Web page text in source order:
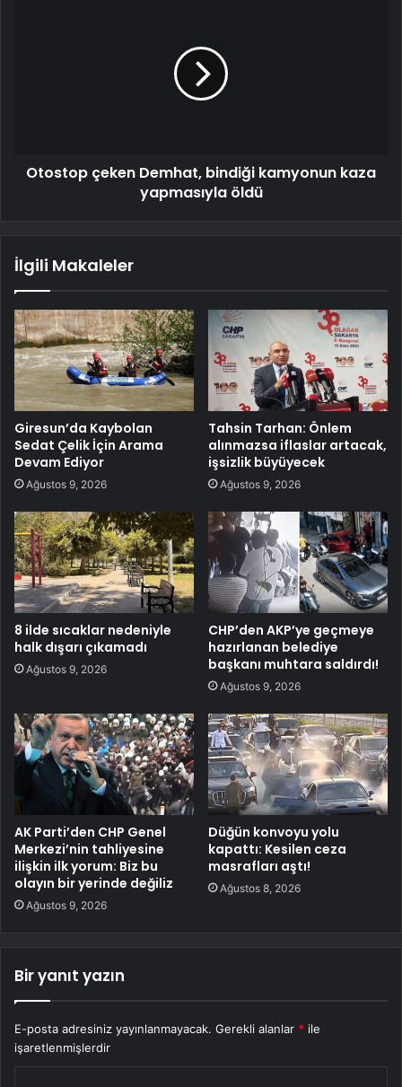
Otostop çeken Demhat, bindiği kamyonun kaza
yapmasıyla öldü
İlgili Makaleler
Giresun’da Kaybolan
Sedat Çelik İçin Arama
Devam Ediyor
Ağustos 9, 2026
Tahsin Tarhan: Önlem
alınmazsa iflaslar artacak,
işsizlik büyüyecek
Ağustos 9, 2026
8 ilde sıcaklar nedeniyle
halk dışarı çıkamadı
Ağustos 9, 2026
CHP’den AKP’ye geçmeye
hazırlanan belediye
başkanı muhtara saldırdı!
Ağustos 9, 2026
AK Parti’den CHP Genel
Merkezi’nin tahliyesine
ilişkin ilk yorum: Biz bu
olayın bir yerinde değiliz
Ağustos 9, 2026
Düğün konvoyu yolu
kapattı: Kesilen ceza
masrafları aştı!
Ağustos 8, 2026
Bir yanıt yazın
E-posta adresiniz yayınlanmayacak. Gerekli alanlar * ile
işaretlenmişlerdir